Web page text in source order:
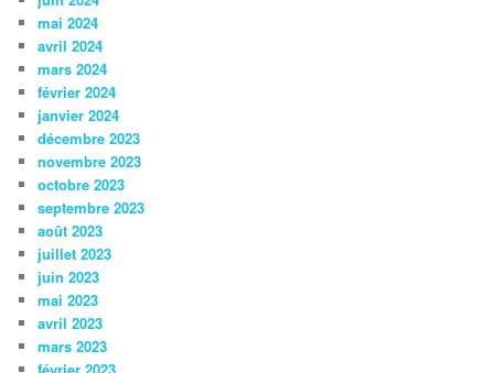
mai 2024
avril 2024
mars 2024
février 2024
janvier 2024
décembre 2023
novembre 2023
octobre 2023
septembre 2023
août 2023
juillet 2023
juin 2023
mai 2023
avril 2023
mars 2023